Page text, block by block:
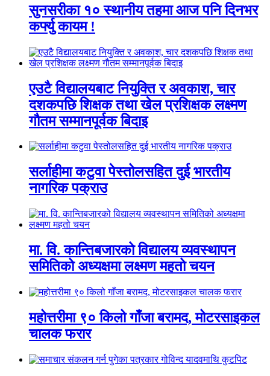
सुनसरीका १० स्थानीय तहमा आज पनि दिनभर
कर्फ्यु कायम !
एउटै विद्यालयबाट नियुक्ति र अवकाश, चार
दशकपछि शिक्षक तथा खेल प्रशिक्षक लक्ष्मण
गौतम सम्मानपूर्वक बिदाइ
सर्लाहीमा कटुवा पेस्तोलसहित दुई भारतीय
नागरिक पक्राउ
मा. वि. कान्तिबजारको विद्यालय व्यवस्थापन
समितिको अध्यक्षमा लक्ष्मण महतो चयन
महोत्तरीमा ९० किलो गाँजा बरामद, मोटरसाइकल
चालक फरार